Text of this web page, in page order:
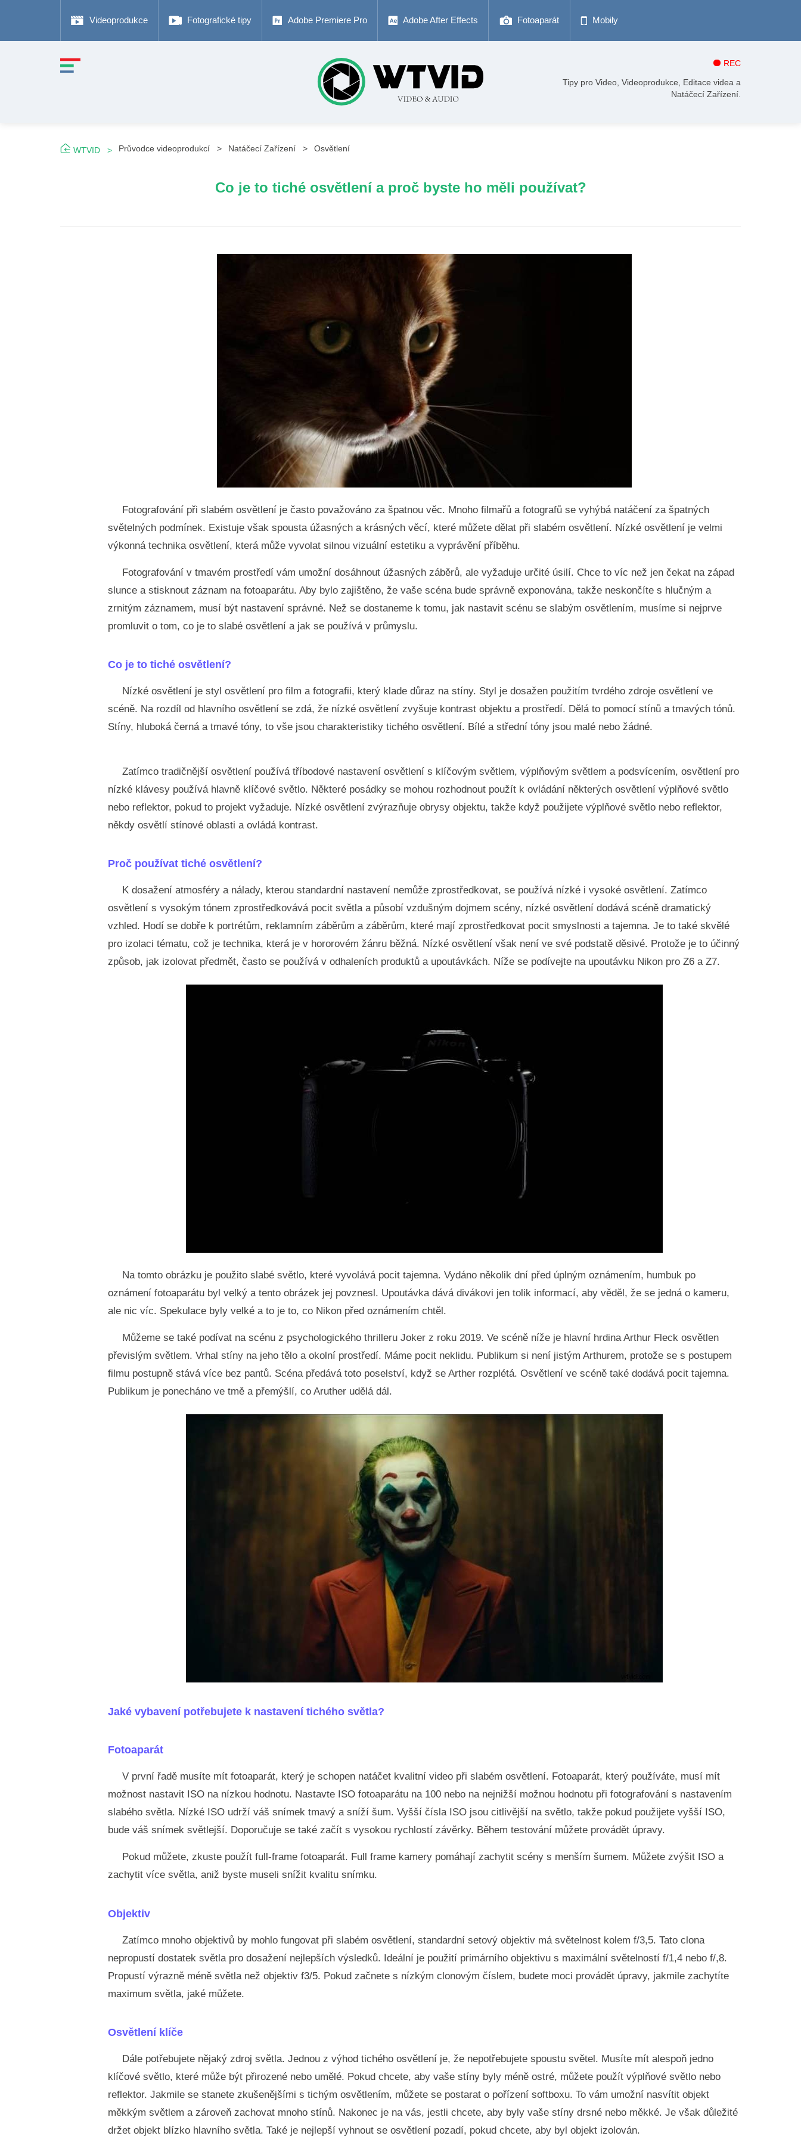
Videoprodukce Fotografické tipy Adobe Premiere Pro Adobe After Effects Fotoaparát Mobily
REC
Tipy pro Video, Videoprodukce, Editace videa a
Natáčecí Zařízení.
WTVID Průvodce videoprodukcí Natáčecí Zařízení Osvětlení
Co je to tiché osvětlení a proč byste ho měli používat?
Fotografování při slabém osvětlení je často považováno za špatnou věc. Mnoho filmařů a fotografů se vyhýbá natáčení za špatných
světelných podmínek. Existuje však spousta úžasných a krásných věcí, které můžete dělat při slabém osvětlení. Nízké osvětlení je velmi
výkonná technika osvětlení, která může vyvolat silnou vizuální estetiku a vyprávění příběhu.
Fotografování v tmavém prostředí vám umožní dosáhnout úžasných záběrů, ale vyžaduje určité úsilí. Chce to víc než jen čekat na západ
slunce a stisknout záznam na fotoaparátu. Aby bylo zajištěno, že vaše scéna bude správně exponována, takže neskončíte s hlučným a
zrnitým záznamem, musí být nastavení správné. Než se dostaneme k tomu, jak nastavit scénu se slabým osvětlením, musíme si nejprve
promluvit o tom, co je to slabé osvětlení a jak se používá v průmyslu.
Co je to tiché osvětlení?
Nízké osvětlení je styl osvětlení pro film a fotografii, který klade důraz na stíny. Styl je dosažen použitím tvrdého zdroje osvětlení ve
scéně. Na rozdíl od hlavního osvětlení se zdá, že nízké osvětlení zvyšuje kontrast objektu a prostředí. Dělá to pomocí stínů a tmavých tónů.
Stíny, hluboká černá a tmavé tóny, to vše jsou charakteristiky tichého osvětlení. Bílé a střední tóny jsou malé nebo žádné.
Zatímco tradičnější osvětlení používá tříbodové nastavení osvětlení s klíčovým světlem, výplňovým světlem a podsvícením, osvětlení pro
nízké klávesy používá hlavně klíčové světlo. Některé posádky se mohou rozhodnout použít k ovládání některých osvětlení výplňové světlo
nebo reflektor, pokud to projekt vyžaduje. Nízké osvětlení zvýrazňuje obrysy objektu, takže když použijete výplňové světlo nebo reflektor,
někdy osvětlí stínové oblasti a ovládá kontrast.
Proč používat tiché osvětlení?
K dosažení atmosféry a nálady, kterou standardní nastavení nemůže zprostředkovat, se používá nízké i vysoké osvětlení. Zatímco
osvětlení s vysokým tónem zprostředkovává pocit světla a působí vzdušným dojmem scény, nízké osvětlení dodává scéně dramatický
vzhled. Hodí se dobře k portrétům, reklamním záběrům a záběrům, které mají zprostředkovat pocit smyslnosti a tajemna. Je to také skvělé
pro izolaci tématu, což je technika, která je v hororovém žánru běžná. Nízké osvětlení však není ve své podstatě děsivé. Protože je to účinný
způsob, jak izolovat předmět, často se používá v odhaleních produktů a upoutávkách. Níže se podívejte na upoutávku Nikon pro Z6 a Z7.
Na tomto obrázku je použito slabé světlo, které vyvolává pocit tajemna. Vydáno několik dní před úplným oznámením, humbuk po
oznámení fotoaparátu byl velký a tento obrázek jej povznesl. Upoutávka dává divákovi jen tolik informací, aby věděl, že se jedná o kameru,
ale nic víc. Spekulace byly velké a to je to, co Nikon před oznámením chtěl.
Můžeme se také podívat na scénu z psychologického thrilleru Joker z roku 2019. Ve scéně níže je hlavní hrdina Arthur Fleck osvětlen
převislým světlem. Vrhal stíny na jeho tělo a okolní prostředí. Máme pocit neklidu. Publikum si není jistým Arthurem, protože se s postupem
filmu postupně stává více bez pantů. Scéna předává toto poselství, když se Arther rozplétá. Osvětlení ve scéně také dodává pocit tajemna.
Publikum je ponecháno ve tmě a přemýšlí, co Aruther udělá dál.
Jaké vybavení potřebujete k nastavení tichého světla?
Fotoaparát
V první řadě musíte mít fotoaparát, který je schopen natáčet kvalitní video při slabém osvětlení. Fotoaparát, který používáte, musí mít
možnost nastavit ISO na nízkou hodnotu. Nastavte ISO fotoaparátu na 100 nebo na nejnižší možnou hodnotu při fotografování s nastavením
slabého světla. Nízké ISO udrží váš snímek tmavý a sníží šum. Vyšší čísla ISO jsou citlivější na světlo, takže pokud použijete vyšší ISO,
bude váš snímek světlejší. Doporučuje se také začít s vysokou rychlostí závěrky. Během testování můžete provádět úpravy.
Pokud můžete, zkuste použít full-frame fotoaparát. Full frame kamery pomáhají zachytit scény s menším šumem. Můžete zvýšit ISO a
zachytit více světla, aniž byste museli snížit kvalitu snímku.
Objektiv
Zatímco mnoho objektivů by mohlo fungovat při slabém osvětlení, standardní setový objektiv má světelnost kolem f/3,5. Tato clona
nepropustí dostatek světla pro dosažení nejlepších výsledků. Ideální je použití primárního objektivu s maximální světelností f/1,4 nebo f/,8.
Propustí výrazně méně světla než objektiv f3/5. Pokud začnete s nízkým clonovým číslem, budete moci provádět úpravy, jakmile zachytíte
maximum světla, jaké můžete.
Osvětlení klíče
Dále potřebujete nějaký zdroj světla. Jednou z výhod tichého osvětlení je, že nepotřebujete spoustu světel. Musíte mít alespoň jedno
klíčové světlo, které může být přirozené nebo umělé. Pokud chcete, aby vaše stíny byly méně ostré, můžete použít výplňové světlo nebo
reflektor. Jakmile se stanete zkušenějšími s tichým osvětlením, můžete se postarat o pořízení softboxu. To vám umožní nasvítit objekt
měkkým světlem a zároveň zachovat mnoho stínů. Nakonec je na vás, jestli chcete, aby byly vaše stíny drsné nebo měkké. Je však důležité
držet objekt blízko hlavního světla. Také je nejlepší vyhnout se osvětlení pozadí, pokud chcete, aby byl objekt izolován.